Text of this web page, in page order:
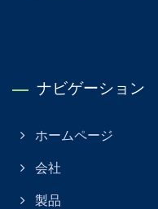
ナビゲーション
ホームページ
会社
製品